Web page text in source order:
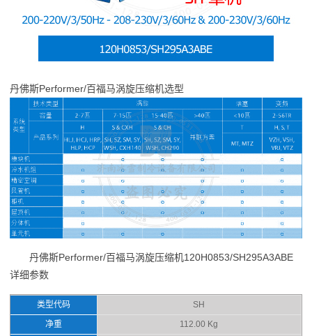
丹佛斯Performer/百福马涡旋压缩机选型
丹佛斯Performer/百福马涡旋压缩机120H0853/SH295A3ABE
详细参数
类型代码
SH
净重
112.00 Kg